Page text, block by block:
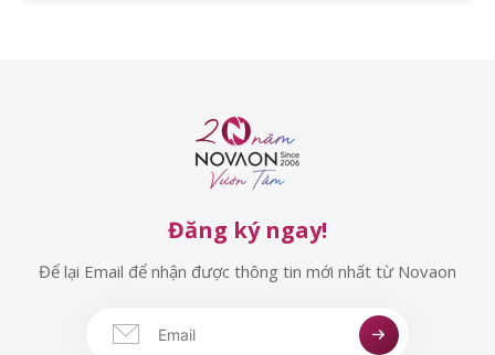
Đăng ký ngay!
Để lại Email để nhận được thông tin mới nhất từ Novaon